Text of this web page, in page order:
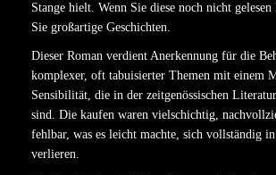
Stange hielt. Wenn Sie diese noch nicht gelesen
Sie großartige Geschichten.
Dieser Roman verdient Anerkennung für die
komplexer, oft tabuisierter Themen mit einem
Sensibilität, die in der zeitgenössischen
sind. Die kaufen waren vielschichtig,
fehlbar, was es leicht machte, sich vollständig
verlieren.